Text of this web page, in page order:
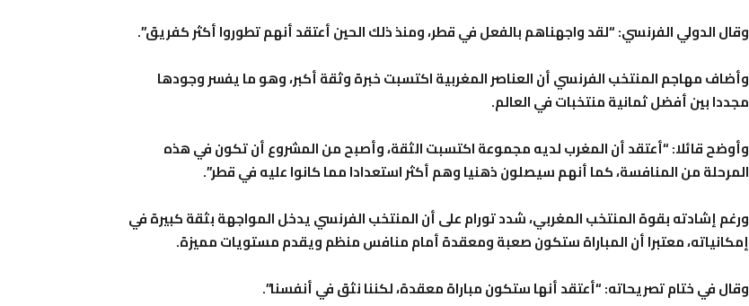
وقال الدولي الفرنسي: “لقد واجهناهم بالفعل في قطر، ومنذ ذلك الحين أعتقد أنهم تطوروا أكثر كفريق”.
وأضاف مهاجم المنتخب الفرنسي أن العناصر المغربية اكتسبت خبرة وثقة أكبر، وهو ما يفسر وجودها
مجددا بين أفضل ثمانية منتخبات في العالم.
وأوضح قائلا: “أعتقد أن المغرب لديه مجموعة اكتسبت الثقة، وأصبح من المشروع أن تكون في هذه
المرحلة من المنافسة، كما أنهم سيصلون ذهنيا وهم أكثر استعدادا مما كانوا عليه في قطر”.
ورغم إشادته بقوة المنتخب المغربي، شدد تورام على أن المنتخب الفرنسي يدخل المواجهة بثقة كبيرة في
إمكانياته، معتبرا أن المباراة ستكون صعبة ومعقدة أمام منافس منظم ويقدم مستويات مميزة.
وقال في ختام تصريحاته: “أعتقد أنها ستكون مباراة معقدة، لكننا نثق في أنفسنا”.